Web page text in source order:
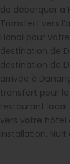
de débarquer à
Transfert vers
Hanoi pour
destination de
destination de
arrivée à
transfert pour
restaurant
vers votre hôtel
installation. Nuit